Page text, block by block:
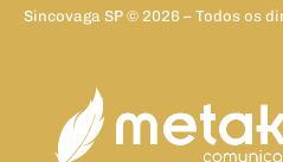
Sincovaga SP © 2026 – Todos os